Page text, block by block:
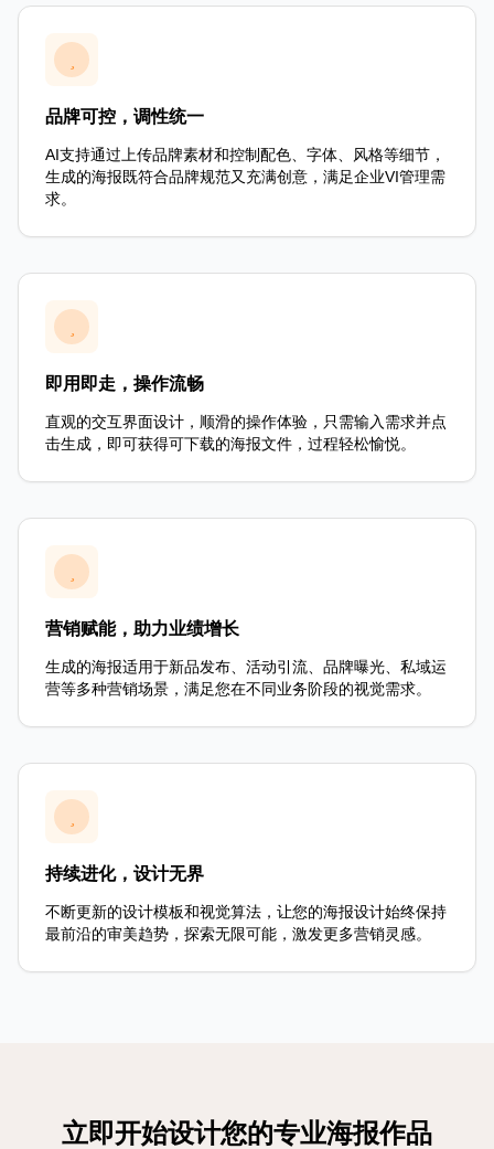
品牌可控，调性统一
AI支持通过上传品牌素材和控制配色、字体、风格等细节，
生成的海报既符合品牌规范又充满创意，满足企业VI管理需
求。
即用即走，操作流畅
直观的交互界面设计，顺滑的操作体验，只需输入需求并点
击生成，即可获得可下载的海报文件，过程轻松愉悦。
营销赋能，助力业绩增长
生成的海报适用于新品发布、活动引流、品牌曝光、私域运
营等多种营销场景，满足您在不同业务阶段的视觉需求。
持续进化，设计无界
不断更新的设计模板和视觉算法，让您的海报设计始终保持
最前沿的审美趋势，探索无限可能，激发更多营销灵感。
立即开始设计您的专业海报作品